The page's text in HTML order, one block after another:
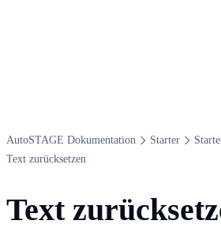
Auto​STAGE Dokumentation Starter
Text zurücksetzen
Text